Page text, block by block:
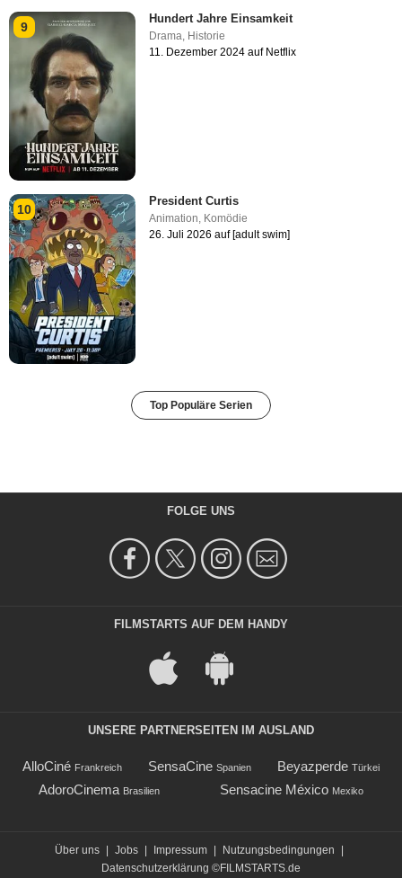
9
Hundert Jahre Einsamkeit
Drama, Historie
11. Dezember 2024 auf Netflix
10
President Curtis
Animation, Komödie
26. Juli 2026 auf [adult swim]
Top Populäre Serien
FOLGE UNS
FILMSTARTS AUF DEM HANDY
UNSERE PARTNERSEITEN IM AUSLAND
AlloCiné Frankreich SensaCine Spanien Beyazperde Türkei
AdoroCinema Brasilien Sensacine México Mexiko
Über uns | Jobs | Impressum | Nutzungsbedingungen
|
Datenschutzerklärung ©FILMSTARTS.de